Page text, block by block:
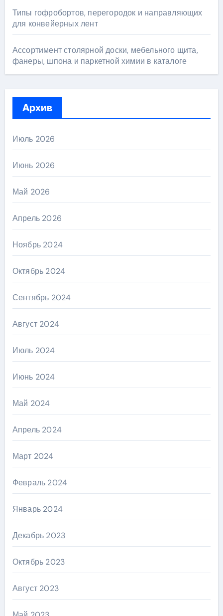
Типы гофробортов, перегородок и направляющих
для конвейерных лент
Ассортимент столярной доски, мебельного щита,
фанеры, шпона и паркетной химии в каталоге
Архив
Июль 2026
Июнь 2026
Май 2026
Апрель 2026
Ноябрь 2024
Октябрь 2024
Сентябрь 2024
Август 2024
Июль 2024
Июнь 2024
Май 2024
Апрель 2024
Март 2024
Февраль 2024
Январь 2024
Декабрь 2023
Октябрь 2023
Август 2023